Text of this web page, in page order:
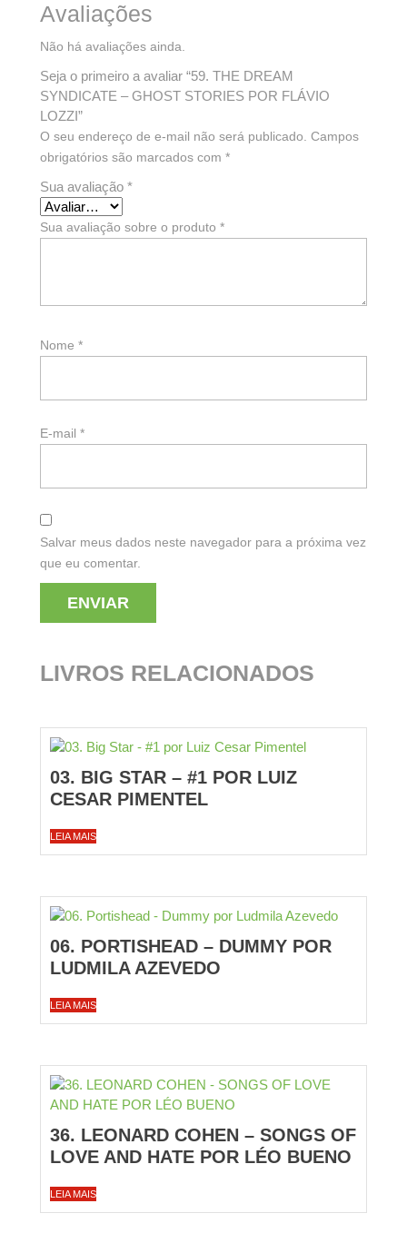
Avaliações
Não há avaliações ainda.
Seja o primeiro a avaliar “59. THE DREAM
SYNDICATE – GHOST STORIES POR FLÁVIO
LOZZI”
O seu endereço de e-mail não será publicado. Campos
obrigatórios são marcados com *
Sua avaliação *
Sua avaliação sobre o produto *
Nome *
E-mail *
Salvar meus dados neste navegador para a próxima vez
que eu comentar.
LIVROS RELACIONADOS
03. BIG STAR – #1 POR LUIZ
CESAR PIMENTEL
LEIA MAIS
06. PORTISHEAD – DUMMY POR
LUDMILA AZEVEDO
LEIA MAIS
36. LEONARD COHEN – SONGS OF
LOVE AND HATE POR LÉO BUENO
LEIA MAIS